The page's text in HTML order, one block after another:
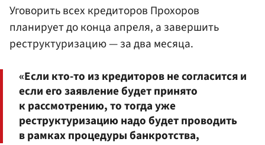
Уговорить всех кредиторов Прохоров
планирует до конца апреля, а завершить
реструктуризацию — за два месяца.
«Если кто-то из кредиторов не согласится и
если его заявление будет принято
к рассмотрению, то тогда уже
реструктуризацию надо будет проводить
в рамках процедуры банкротства,